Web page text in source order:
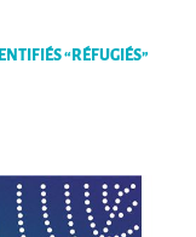
“RÉFUGIÉS”